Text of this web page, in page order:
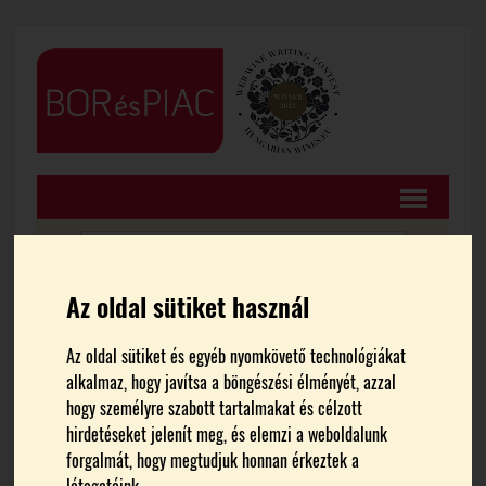
Az oldal sütiket használ
Az oldal sütiket és egyéb nyomkövető technológiákat
alkalmaz, hogy javítsa a böngészési élményét, azzal
hogy személyre szabott tartalmakat és célzott
hirdetéseket jelenít meg, és elemzi a weboldalunk
forgalmát, hogy megtudjuk honnan érkeztek a
Országos Szőlészeti–
Borászati Konferencia